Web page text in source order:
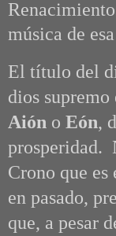
música de
El título del
dios
Aión o Eón,
prosperidad.
Crono que
en pasado,
que, a pesar